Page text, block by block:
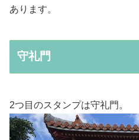
あります。
守礼門
2つ目のスタンプは守礼門。